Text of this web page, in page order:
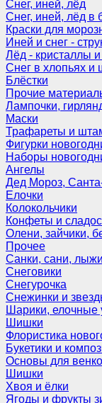
Снег, иней, лёд
Снег, иней, лёд в
Краски для
Иней и снег -
Лёд - кристаллы и
Снег в хлопьях и
Блёстки
Прочие
Лампочки,
Маски
Трафареты и
Фигурки
Наборы
Ангелы
Дед Мороз,
Елочки
Колокольчики
Конфеты и
Олени, зайчики,
Прочее
Санки, сани, лыжи
Снеговики
Снегурочка
Снежинки и
Шарики, елочные
Шишки
Флористика
Букетики и
Основы для
Шишки
Хвоя и ёлки
Ягоды и фрукты